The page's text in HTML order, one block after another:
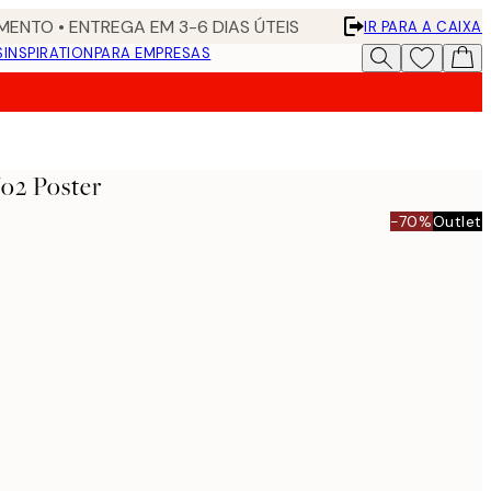
• ENTREGA EM 3-6 DIAS ÚTEIS
IR PARA A CAIXA
INSPIRATIONPARA EMPRESAS
Poster
-70%Outlet